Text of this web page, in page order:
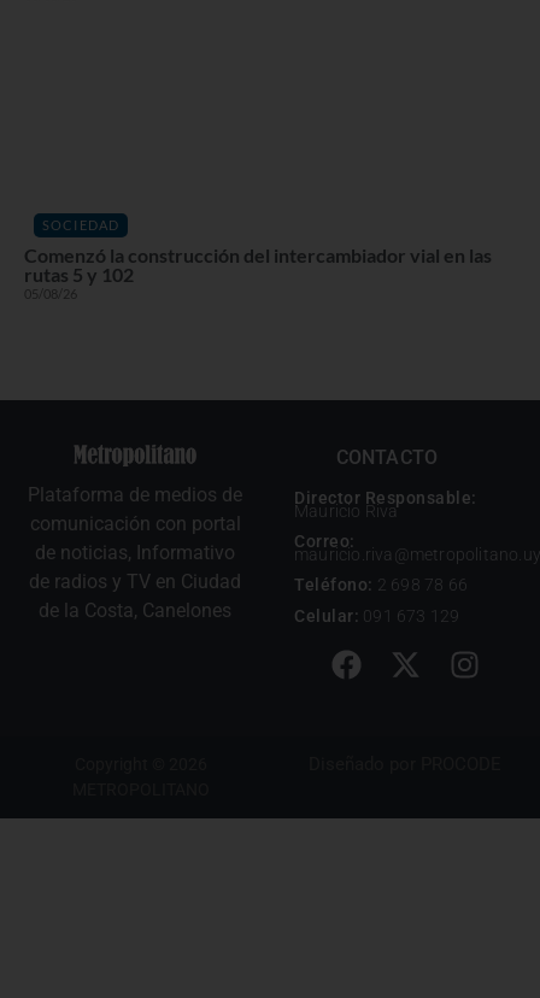
SOCIEDAD
Comenzó la construcción del intercambiador vial en las
rutas 5 y 102
05/08/26
Plataforma de medios de
comunicación con portal
de noticias, Informativo
de radios y TV en Ciudad
de la Costa, Canelones
CONTACTO
Director Responsable:
Mauricio Riva
Correo:
mauricio.riva@metropolitano.uy
Teléfono: 2 698 78 66
Celular: 091 673 129